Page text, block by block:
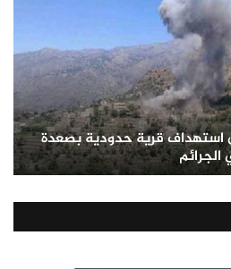
استهداف قرية حدودية بصعدة